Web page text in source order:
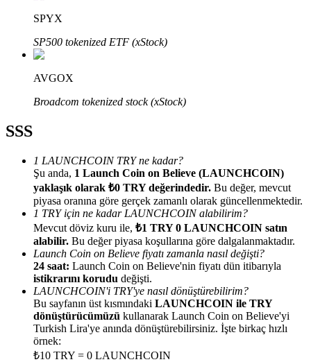
Bitrue İş Ortağı
Kullanıcı başına %65'e kadar komisyon!
Yönlendirme
Arkadaşını davet et, nakit ödüller kazan
Deposit CASHCAT & Win
SPYX
SP500 tokenized ETF (xStock)
AVGOX
Broadcom tokenized stock (xStock)
SSS
1 LAUNCHCOIN TRY ne kadar?
Şu anda, 1 Launch Coin on Believe (LAUNCHCOIN)
yaklaşık olarak ₺0 TRY değerindedir. Bu değer, mevcut
piyasa oranına göre gerçek zamanlı olarak güncellenmektedir.
1 TRY için ne kadar LAUNCHCOIN alabilirim?
Mevcut döviz kuru ile, ₺1 TRY 0 LAUNCHCOIN satın
alabilir. Bu değer piyasa koşullarına göre dalgalanmaktadır.
Launch Coin on Believe fiyatı zamanla nasıl değişti?
24 saat: Launch Coin on Believe'nin fiyatı dün itibarıyla
istikrarını korudu değişti.
LAUNCHCOIN'i TRY'ye nasıl dönüştürebilirim?
Bu sayfanın üst kısmındaki LAUNCHCOIN ile TRY
dönüştürücümüzü kullanarak Launch Coin on Believe'yi
Turkish Lira'ye anında dönüştürebilirsiniz. İşte birkaç hızlı
örnek:
₺10 TRY = 0 LAUNCHCOIN